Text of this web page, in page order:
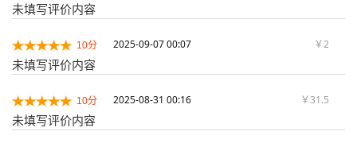
未填写评价内容
10分 2025-09-07 00:07 ￥2
未填写评价内容
10分 2025-08-31 00:16 ￥31.5
未填写评价内容